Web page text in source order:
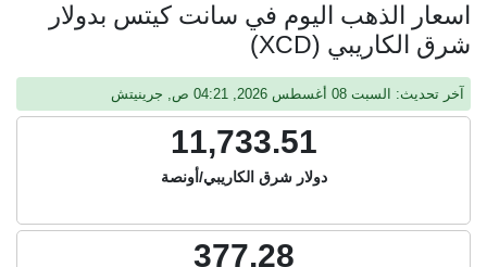
اسعار الذهب اليوم في سانت كيتس بدولار
شرق الكاريبي (XCD)
آخر تحديث: السبت 08 أغسطس 2026, 04:21 ص, جرينيتش
11,733.51
دولار شرق الكاريبي/أونصة
377.28